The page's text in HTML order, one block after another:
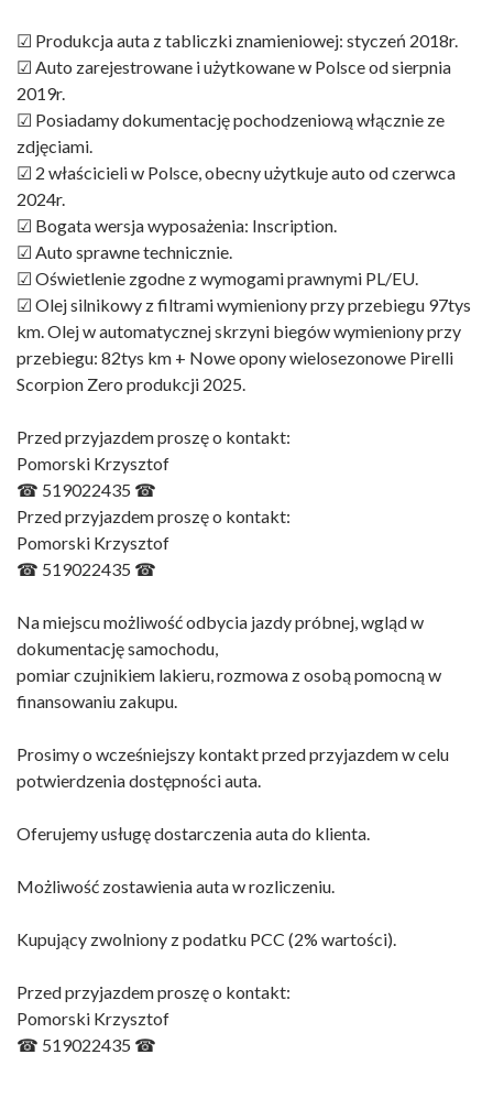
☑ Produkcja auta z tabliczki znamieniowej: styczeń 2018r.
☑ Auto zarejestrowane i użytkowane w Polsce od sierpnia
2019r.
☑ Posiadamy dokumentację pochodzeniową włącznie ze
zdjęciami.
☑ 2 właścicieli w Polsce, obecny użytkuje auto od czerwca
2024r.
☑ Bogata wersja wyposażenia: Inscription.
☑ Auto sprawne technicznie.
☑ Oświetlenie zgodne z wymogami prawnymi PL/EU.
☑ Olej silnikowy z filtrami wymieniony przy przebiegu 97tys
km. Olej w automatycznej skrzyni biegów wymieniony przy
przebiegu: 82tys km + Nowe opony wielosezonowe Pirelli
Scorpion Zero produkcji 2025.
Przed przyjazdem proszę o kontakt:
Pomorski Krzysztof
☎ 519022435 ☎
Przed przyjazdem proszę o kontakt:
Pomorski Krzysztof
☎ 519022435 ☎
Na miejscu możliwość odbycia jazdy próbnej, wgląd w
dokumentację samochodu,
pomiar czujnikiem lakieru, rozmowa z osobą pomocną w
finansowaniu zakupu.
Prosimy o wcześniejszy kontakt przed przyjazdem w celu
potwierdzenia dostępności auta.
Oferujemy usługę dostarczenia auta do klienta.
Możliwość zostawienia auta w rozliczeniu.
Kupujący zwolniony z podatku PCC (2% wartości).
Przed przyjazdem proszę o kontakt:
Pomorski Krzysztof
☎ 519022435 ☎